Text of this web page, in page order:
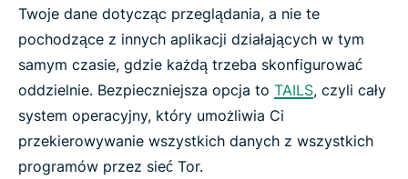
Twoje dane dotycząc przeglądania, a nie te
pochodzące z innych aplikacji działających w tym
samym czasie, gdzie każdą trzeba skonfigurować
oddzielnie. Bezpieczniejsza opcja to TAILS, czyli cały
system operacyjny, który umożliwia Ci
przekierowywanie wszystkich danych z wszystkich
programów przez sieć Tor.